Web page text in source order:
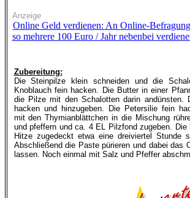
Anzeige
Online Geld verdienen: An Online-
so mehrere 100 Euro / Jahr nebenbei
Zubereitung:
Die Steinpilze klein schneiden und die
Knoblauch fein hacken. Die Butter in einer
die Pilze mit den Schalotten darin andünsten.
hacken und hinzugeben. Die Petersilie fein
mit den Thymianblättchen in die Mischung
und pfeffern und ca. 4 EL Pilzfond zugeben.
Hitze zugedeckt etwa eine dreiviertel Stunde
Abschließend die Paste pürieren und dabei das
lassen. Noch einmal mit Salz und Pfeffer